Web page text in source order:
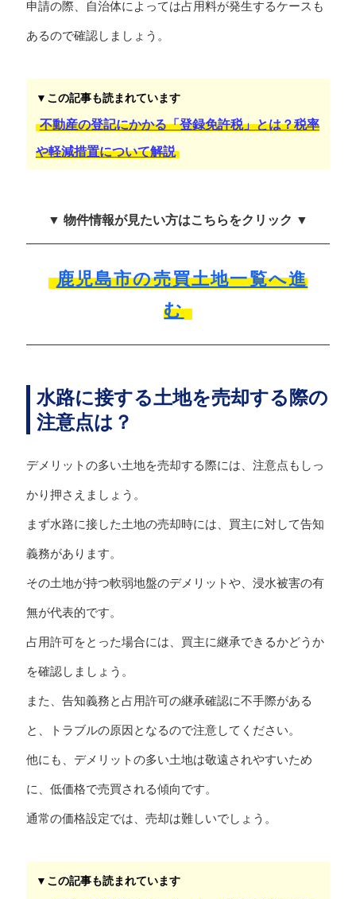
申請の際、自治体によっては占用料が発生するケースも
あるので確認しましょう。
▼この記事も読まれています
不動産の登記にかかる「登録免許税」とは？税率
や軽減措置について解説
▼ 物件情報が見たい方はこちらをクリック ▼
鹿児島市の売買土地一覧へ進
む
水路に接する土地を売却する際の
注意点は？
デメリットの多い土地を売却する際には、注意点もしっ
かり押さえましょう。
まず水路に接した土地の売却時には、買主に対して告知
義務があります。
その土地が持つ軟弱地盤のデメリットや、浸水被害の有
無が代表的です。
占用許可をとった場合には、買主に継承できるかどうか
を確認しましょう。
また、告知義務と占用許可の継承確認に不手際がある
と、トラブルの原因となるので注意してください。
他にも、デメリットの多い土地は敬遠されやすいため
に、低価格で売買される傾向です。
通常の価格設定では、売却は難しいでしょう。
▼この記事も読まれています